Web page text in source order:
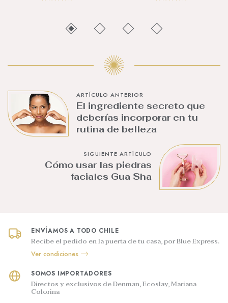
ARTÍCULO ANTERIOR
El ingrediente secreto que
deberías incorporar en tu
rutina de belleza
SIGUIENTE ARTÍCULO
Cómo usar las piedras
faciales Gua Sha
ENVÍAMOS A TODO CHILE
Recibe el pedido en la puerta de tu casa, por Blue Express.
Ver condiciones
SOMOS IMPORTADORES
Directos y exclusivos de Denman, Ecoslay, Mariana
Colorina